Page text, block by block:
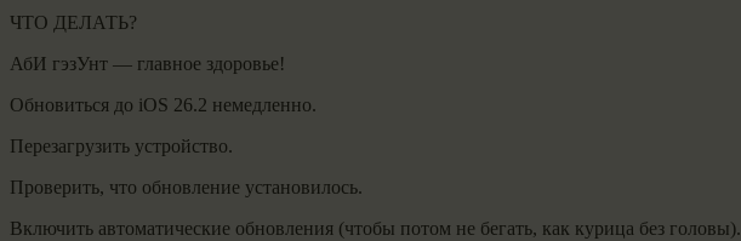
ЧТО ДЕЛАТЬ?
АбИ гэзУнт — главное здоровье!
Обновиться до iOS 26.2 немедленно.
Перезагрузить устройство.
Проверить, что обновление установилось.
Включить автоматические обновления (чтобы потом не бегать, как курица без головы).